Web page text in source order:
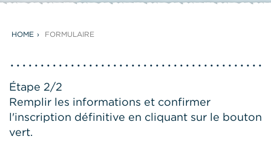
HOME FORMULAIRE
Étape 2/2
Remplir les informations et confirmer
l'inscription définitive en cliquant sur le bouton
vert.